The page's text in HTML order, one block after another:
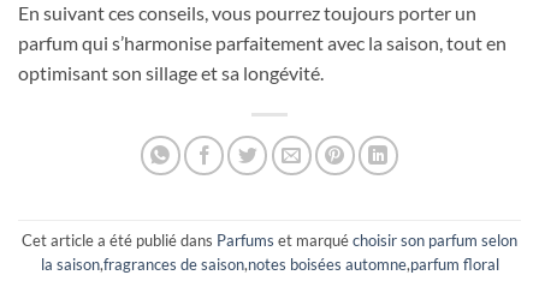
En suivant ces conseils, vous pourrez toujours porter un
parfum qui s’harmonise parfaitement avec la saison, tout en
optimisant son sillage et sa longévité.
Cet article a été publié dans Parfums et marquéchoisir son parfum selon
la saison,fragrances de saison,notes boisées automne,parfum floral